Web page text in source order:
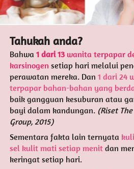
Tahukah anda?
Bahwa 1 dari 13 wanita terpapar
karsinogen setiap hari melalui
perawatan mereka. Dan 1 dari 24
terpapar bahan-bahan yang
baik gangguan kesuburan atau
bayi dalam kandungan. (Riset
Group, 2015)
Sementara fakta lain ternyata
sel kulit mati setiap menit dan
keringat setiap hari.